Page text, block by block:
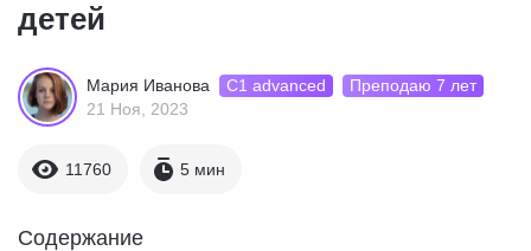
детей
Мария Иванова С1 advanced
Преподаю 7 лет
21 Ноя, 2023
11760 5 мин
Содержание